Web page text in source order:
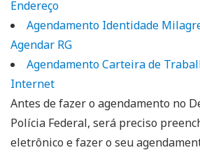
Endereço
Agendamento Identidade
Agendar RG
Agendamento Carteira de
Internet
Antes de fazer o agendamento no
Polícia Federal, será preciso
eletrônico e fazer o seu